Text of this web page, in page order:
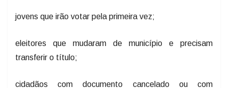
jovens que irão votar pela primeira vez;
eleitores que mudaram de município e precisam
transferir o título;
cidadãos com documento cancelado ou com